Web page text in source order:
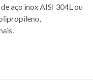
aço inox AISI 304L ou